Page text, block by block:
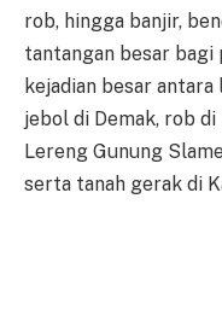
rob, hingga banjir,
tantangan besar
kejadian besar
jebol di Demak, rob
Lereng Gunung
serta tanah gerak di